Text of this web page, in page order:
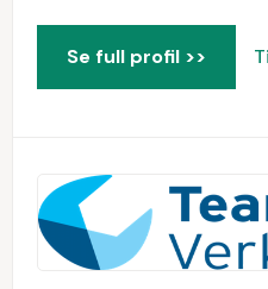
Se full profil >>